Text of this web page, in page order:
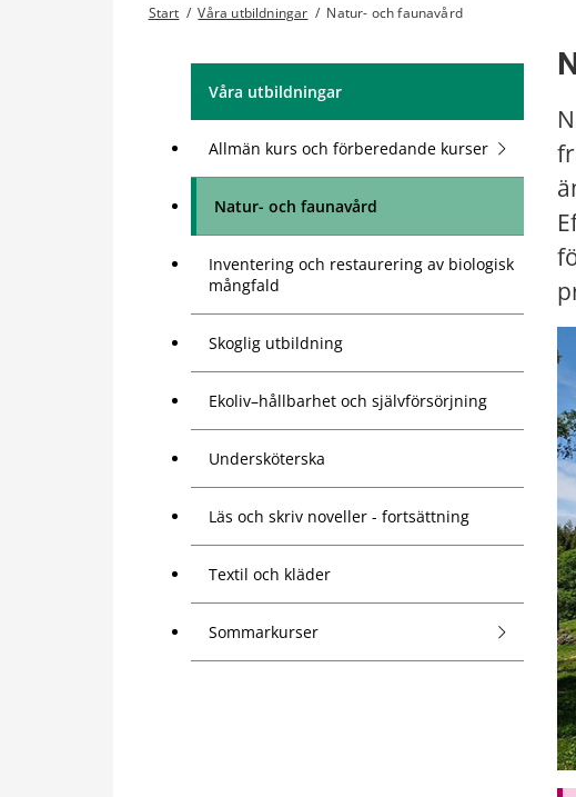
Start / Våra utbildningar / Natur- och faunavård
Våra utbildningar
Allmän kurs och förberedande kurser
Natur- och faunavård
Inventering och restaurering av biologisk
mångfald
Skoglig utbildning
Ekoliv–hållbarhet och självförsörjning
Undersköterska
Läs och skriv noveller - fortsättning
Textil och kläder
Sommarkurser